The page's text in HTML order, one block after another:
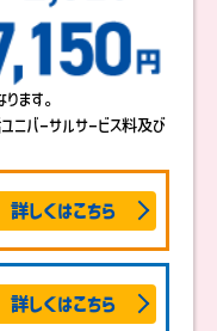
ます。
バーサルサービス料及び
詳しくはこちら
詳しくはこちら